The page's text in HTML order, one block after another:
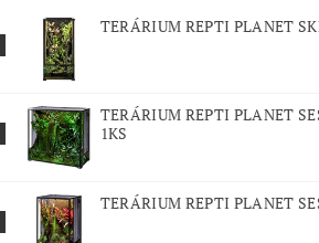
TERÁRIUM REPTI PLANET
TERÁRIUM REPTI PLANET
1KS
TERÁRIUM REPTI PLANET